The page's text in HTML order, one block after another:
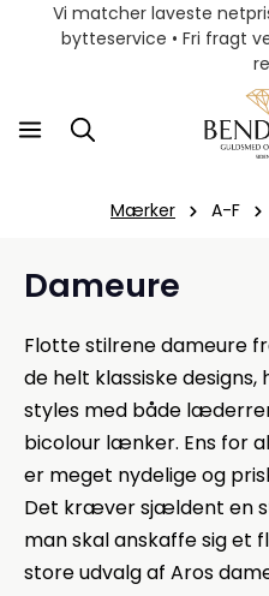
Vi matcher laveste
bytteservice • Fri fragt
Mærker A-F
Dameure
Flotte stilrene dameure
de helt klassiske
styles med både
bicolour lænker. Ens for
er meget nydelige og
Det kræver sjældent en
man skal anskaffe sig et
store udvalg af Aros